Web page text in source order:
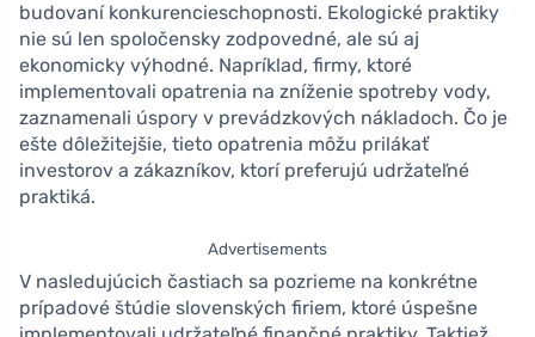
budovaní konkurencieschopnosti. Ekologické praktiky
nie sú len spoločensky zodpovedné, ale sú aj
ekonomicky výhodné. Napríklad, firmy, ktoré
implementovali opatrenia na zníženie spotreby vody,
zaznamenali úspory v prevádzkových nákladoch. Čo je
ešte dôležitejšie, tieto opatrenia môžu prilákať
investorov a zákazníkov, ktorí preferujú udržateľné
praktiká.
Advertisements
V nasledujúcich častiach sa pozrieme na konkrétne
prípadové štúdie slovenských firiem, ktoré úspešne